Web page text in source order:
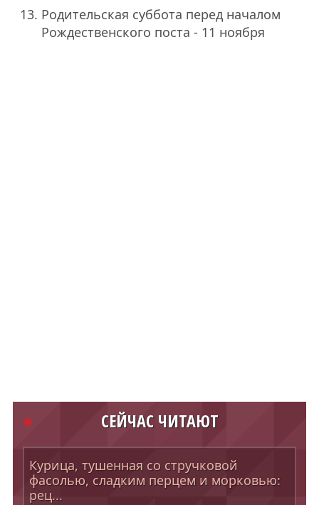
Родительская суббота перед началом
Рождественского поста - 11 ноября
СЕЙЧАС ЧИТАЮТ
Курица, тушенная со стручковой
фасолью, сладким перцем и морковью:
рец...